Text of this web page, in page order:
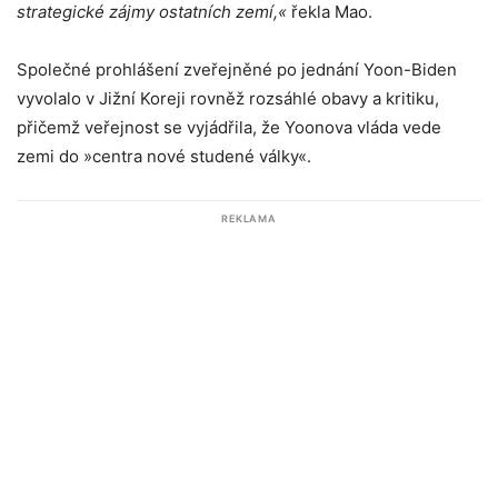
strategické zájmy ostatních zemí,« řekla Mao.
Společné prohlášení zveřejněné po jednání Yoon-Biden
vyvolalo v Jižní Koreji rovněž rozsáhlé obavy a kritiku,
přičemž veřejnost se vyjádřila, že Yoonova vláda vede
zemi do »centra nové studené války«.
REKLAMA